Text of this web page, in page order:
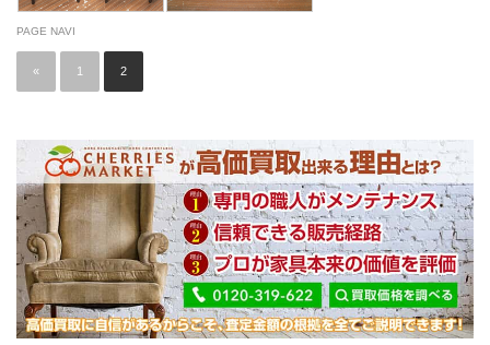
PAGE NAVI
« 1 2